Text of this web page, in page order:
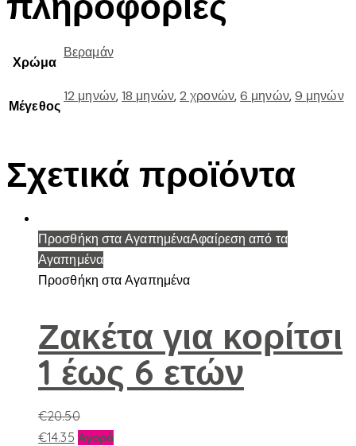
Χρώμα
Βεραμάν
Μέγεθος
12 μηνών,18 μηνών,2 χρονών,6 μηνών,9 μηνών
Σχετικά προϊόντα
Προσθήκη στα ΑγαπημέναΑφαίρεση από τα
Αγαπημένα
Προσθήκη στα Αγαπημένα
Ζακέτα για κορίτσι
1 έως 6 ετών
€20.50
€14.35 ΑγοράΑυτό